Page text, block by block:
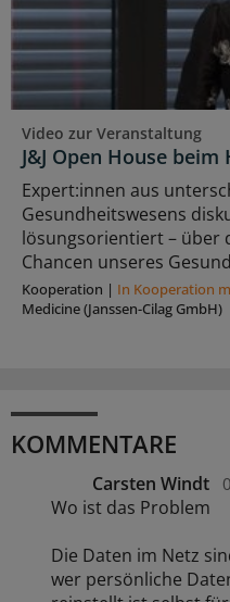
Video zur Veranstaltung
J&J Open House
Expert:innen aus
Gesundheitswesens
lösungsorientiert – über
Chancen unseres
Kooperation | In Kooperation
Medicine (Janssen-Cilag GmbH)
KOMMENTARE
Carsten Windt
Wo ist das Problem
Die Daten im Netz
wer persönliche